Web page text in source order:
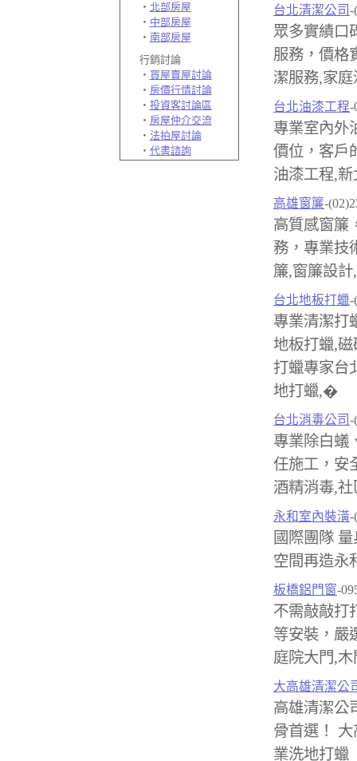
‧ 北部房屋
‧ 中部房屋
‧ 南部房屋
行銷討論
‧ 買屋賣屋討論
‧ 房價行情討論
‧ 投資客討論區
‧ 房屋仲介交流
‧ 法拍屋討論
‧ 代書諮詢
台北清潔公司 -
眾多實績口
服務，價格
潔服務,家
台北油漆工程-
專業室內外
價位，客戶
油漆工程,
高雄窗簾-
高質感窗簾
務，專業技
簾,窗簾設
台北地板打蠟-
專業清潔打
地板打蠟,
打蠟專家台
地打蠟,�
台北消毒公司 -
專業除白蟻
任施工，安
酒精消毒,
永和室內裝潢-
國際團隊
空間再造永
板橋鋁門窗-
不需敲敲打
等安裝，嚴
庭院大門,
大高雄清潔公
高雄清潔公
骨首選！
業洗地打蠟